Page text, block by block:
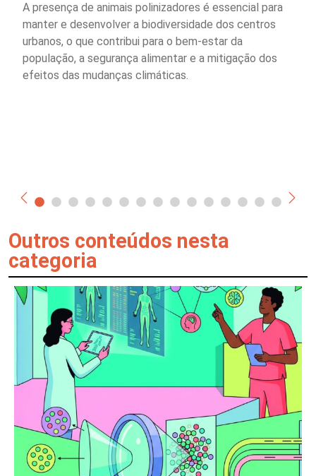
A presença de animais polinizadores é essencial para
manter e desenvolver a biodiversidade dos centros
urbanos, o que contribui para o bem-estar da
população, a segurança alimentar e a mitigação dos
efeitos das mudanças climáticas.
Outros conteúdos nesta
categoria